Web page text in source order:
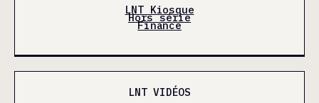
LNT Kiosque
Hors série
Finance
LNT VIDÉOS